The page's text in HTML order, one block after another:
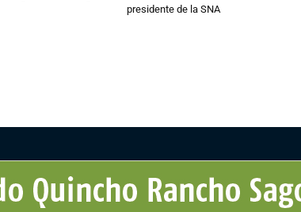
presidente de la SNA